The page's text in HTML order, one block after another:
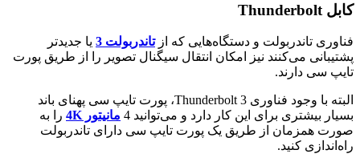
کابل Thunderbolt
فناوری تاندربولت و دستگاه‌هایی که ازتاندربولت 3
یا جدیدتر
پشتیبانی می‌کنند نیز امکان انتقال سیگنال تصویر را از طریق پورت
تایپ سی دارند.
البته با وجود فناوری Thunderbolt 3، پورت تایپ سی پهنای باند
بسیار بیشتری برای این کار دارد و می‌توانید 4
مانیتور 4K
را به
صورت همزمان از طریق یک پورت تایپ سی دارای تاندربولت
راه‌اندازی کنید.